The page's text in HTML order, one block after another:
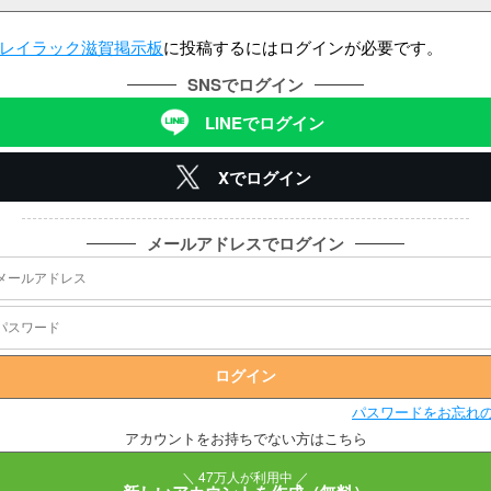
イラック滋賀掲示板に投稿するにはログインが必要です。
SNSでログイン
LINEでログイン
Xでログイン
メールアドレスでログイン
パスワードをお忘れ
アカウントをお持ちでない方はこちら
＼ 47万人が利用中 ／